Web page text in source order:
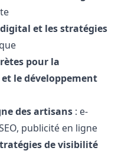
digital et les stratégies
pour la
le développement
des artisans : e-
publicité en ligne
de visibilité